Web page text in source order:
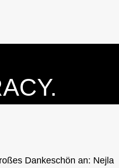
Dankeschön an: Nejla